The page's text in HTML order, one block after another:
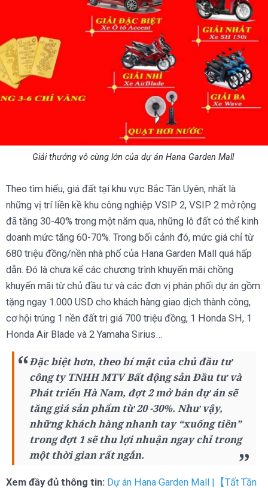
Giải thưởng vô cùng lớn của dự án Hana Garden Mall
Theo tìm hiểu, giá đất tại khu vực Bắc Tân Uyên, nhất là
những vị trí liền kề khu công nghiệp VSIP 2, VSIP 2 mở rộng
đã tăng 30-40% trong một năm qua, những lô đất có thể kinh
doanh mức tăng 60-70%. Trong bối cảnh đó, mức giá chỉ từ
680 triệu đồng/nền nhà phố của Hana Garden Mall quá hấp
dẫn. Đó là chưa kể các chương trình khuyến mãi chồng
khuyến mãi từ chủ đầu tư và các đơn vị phân phối dự án gồm:
tặng ngay 1.000 USD cho khách hàng giao dịch thành công,
cơ hội trúng 1 nền đất trị giá 700 triệu đồng, 1 Honda SH, 1
Honda Air Blade và 2 Yamaha Sirius…
Đặc biệt hơn, theo bí mật của chủ đầu tư
công ty TNHH MTV Bất động sản Đầu tư và
Phát triển Hà Nam, đợt 2 mở bán dự án sẽ
tăng giá sản phẩm từ 20 -30%. Như vậy,
những khách hàng nhanh tay “xuống tiền”
trong đợt 1 sẽ thu lợi nhuận ngay chỉ trong
một thời gian rất ngắn.
Xem đầy đủ thông tin: Dự án Hana Garden Mall |【Tất Tần